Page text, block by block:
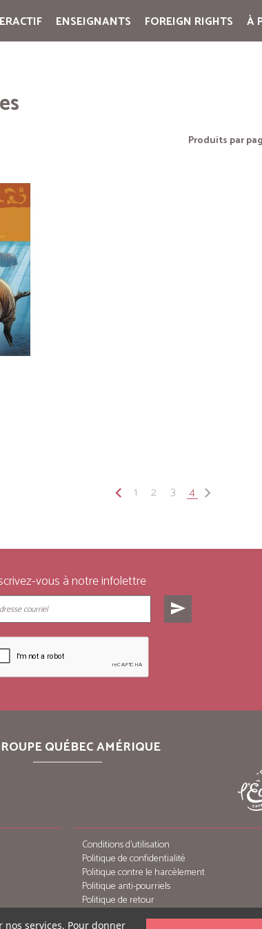
ENSEIGNANTS FOREIGN RIGHTS À
Produits par
keyboard_arrow_left 1 2 3 4 keyboard_arrow_right
vous à notre infolettre
send
QUÉBEC AMÉRIQUE
Conditions d’utilisation
Politique de confidentialité
Politique contre le harcèlement
Politique anti-pourriels
Politique de retour
services. Pour donner